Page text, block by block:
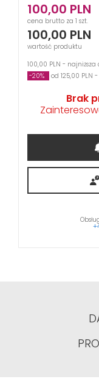
100,00 PLN
cena brutto za 1 szt.
100,00 PLN
wartość produktu
100,00 PLN -
-20%
od 125,00 PLN
Brak